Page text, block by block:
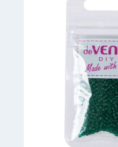
полупрозр.,
изумрудный